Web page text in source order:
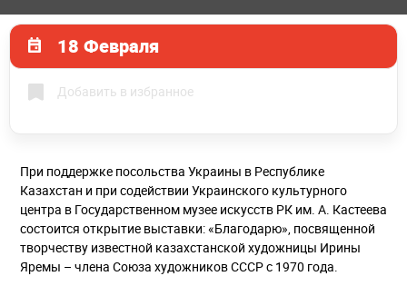
18 Февраля
Добавить в избранное
При поддержке посольства Украины в Республике
Казахстан и при содействии Украинского культурного
центра в Государственном музее искусств РК им. А. Кастеева
состоится открытие выставки: «Благодарю», посвященной
творчеству известной казахстанской художницы Ирины
Яремы – члена Союза художников СССР с 1970 года.